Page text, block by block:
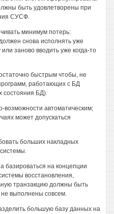
быть удовлетворены при
СУСФ.
минимум потерь:
снова исполнять уже
заново вводить уже когда-то
быстрым чтобы, не
работающих с БД
состояния БД).
возможности автоматическим;
может допускаться
больших накладных
базироваться на концепции
восстановления,
транзакцию должны быть
выполнены совсем.
большую базу данных на